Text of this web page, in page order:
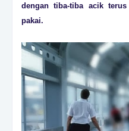
dengan tiba-tiba acik
pakai.